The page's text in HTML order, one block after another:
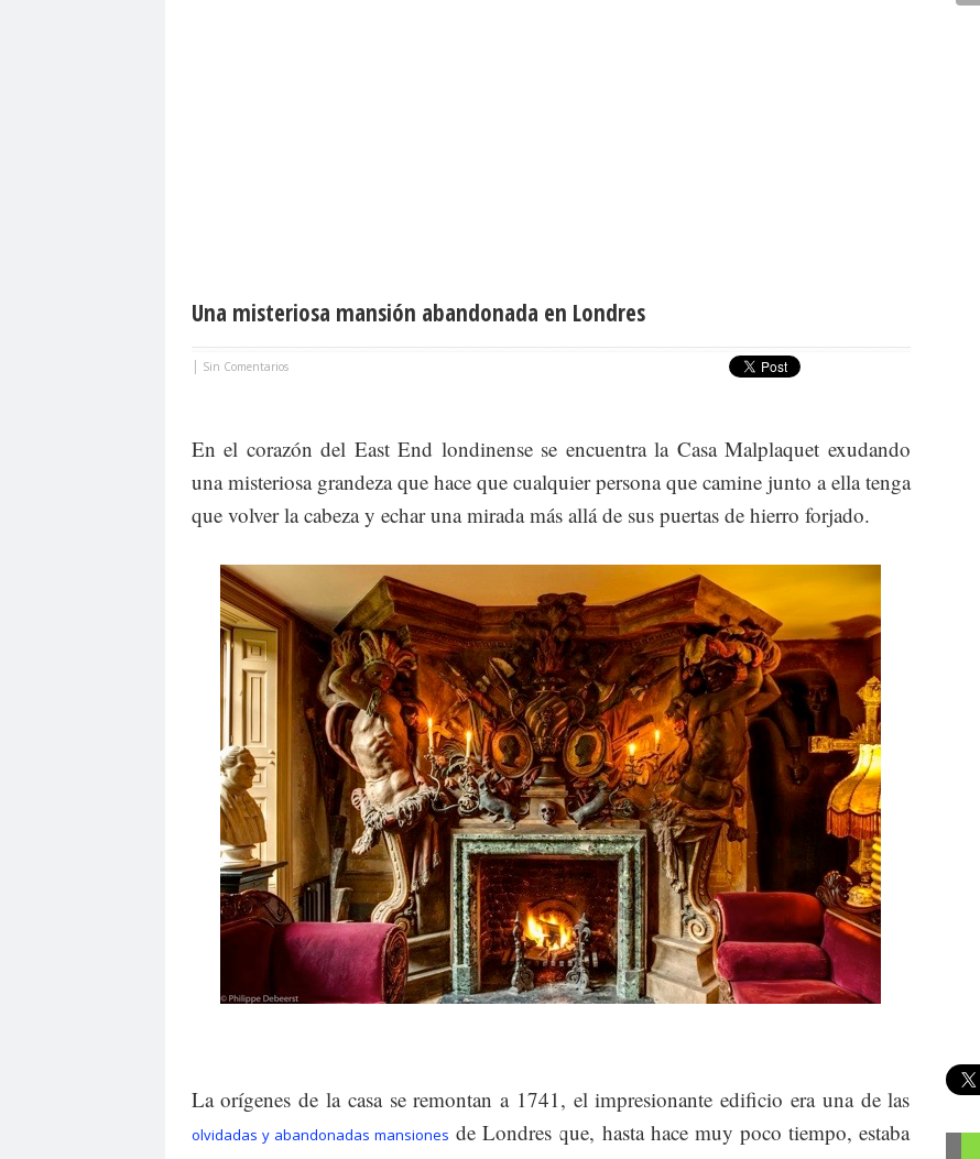
Una misteriosa mansión abandonada en Londres
| Sin Comentarios
En el corazón del East End londinense se encuentra la Casa Malplaquet exudando
una misteriosa grandeza que hace que cualquier persona que camine junto a ella tenga
que volver la cabeza y echar una mirada más allá de sus puertas de hierro forjado.
La orígenes de la casa se remontan a 1741, el impresionante edificio era una de las
olvidadas y abandonadas mansiones de Londres que, hasta hace muy poco tiempo, estaba